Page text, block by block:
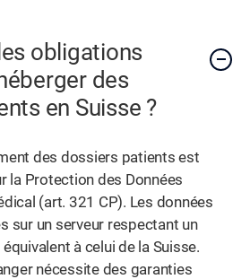
obligations
des
en Suisse ?
des dossiers patients est
la Protection des Données
(art. 321 CP). Les données
sur un serveur respectant un
à celui de la Suisse.
nécessite des garanties